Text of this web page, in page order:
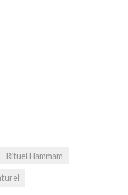
Rituel Hammam